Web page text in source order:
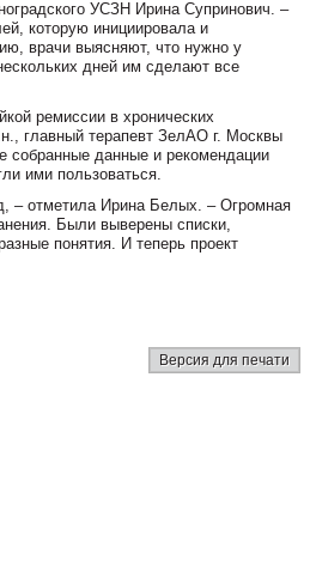
УСЗН Ирина Супринович. –
которую инициировала и
врачи выясняют, что нужно у
дней им сделают все
ремиссии в хронических
главный терапевт ЗелАО г. Москвы
собранные данные и рекомендации
ими пользоваться.
– отметила Ирина Белых. – Огромная
Были выверены списки,
понятия. И теперь проект
Версия для печати